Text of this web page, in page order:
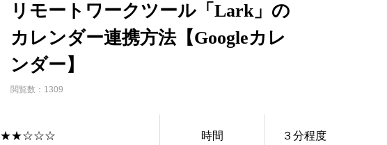
リモートワークツール「Lark」の
カレンダー連携方法【Googleカレ
ンダー】
閲覧数：1309
★★☆☆☆ 時間 ３分程度